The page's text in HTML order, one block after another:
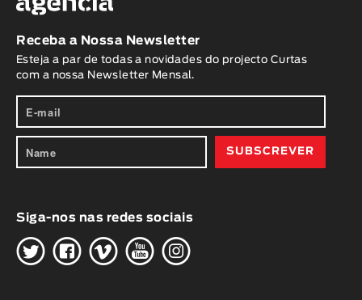
Receba a Nossa Newsletter
Esteja a par de todas a novidades do projecto Curtas
com a nossa Newsletter Mensal.
Siga-nos nas redes sociais
HGWOK